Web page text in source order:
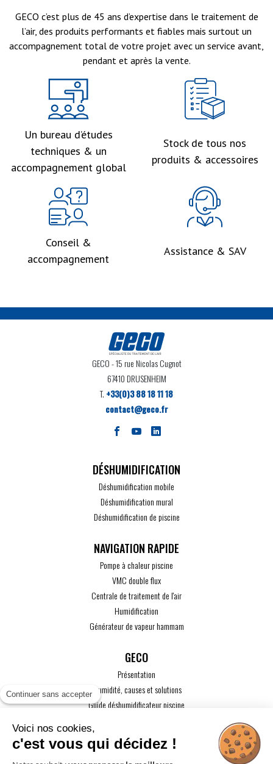
Continuer sans accepter
Voici nos cookies,
c'est vous qui décidez !
GECO c’est plus de 45 ans d’expertise dans le traitement de
l’air, des produits performants et fiables mais surtout un
accompagnement total de votre projet avec un service avant,
pendant et après la vente.
Un bureau d’études
techniques & un
accompagnement global
Stock de tous nos
produits & accessoires
Conseil &
accompagnement
Assistance & SAV
GECO- 15 rue Nicolas Cugnot
67410 DRUSENHEIM
T. +33(0)3 88 18 11 18
contact@geco.fr
DÉSHUMIDIFICATION
Déshumidification mobile
Déshumidification mural
Déshumidification de piscine
Pompe à chaleur piscine
VMC double flux
Centrale de traitement de l'air
Humidification
Générateur de vapeur hammam
GECO
Présentation
L'humidité, causes et solutions
Guide déshumidificateur piscine
Guide VMC